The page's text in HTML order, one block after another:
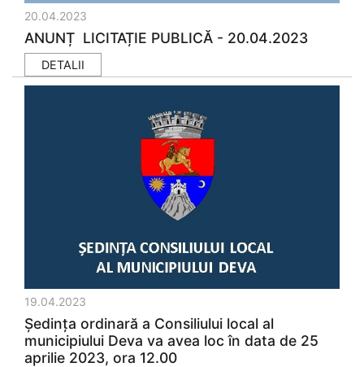
20.04.2023
ANUNȚ LICITAȚIE PUBLICĂ - 20.04.2023
DETALII
19.04.2023
Şedinţa ordinară a Consiliului local al
municipiului Deva va avea loc în data de 25
aprilie 2023, ora 12.00